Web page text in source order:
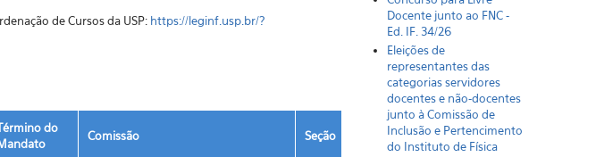
de Cursos da USP: https://leginf.usp.br/?
do
Comissão Seção
Docente junto ao FNC -
Ed. IF. 34/26
Eleições de
representantes das
categorias servidores
docentes e não-docentes
junto à Comissão de
Inclusão e Pertencimento
do Instituto de Física